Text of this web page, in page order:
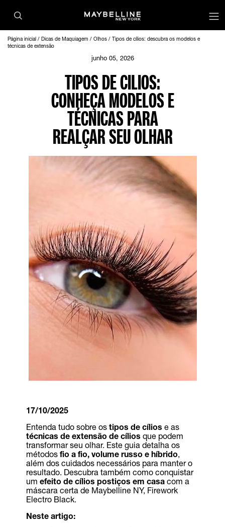
Página inicial Dicas de Maquiagem Olhos
Tipos de cílios: descubra os modelos e
técnicas de extensão
junho 05, 2026
TIPOS DE CILIOS:
CONHEÇA MODELOS E
TÉCNICAS PARA
REALÇAR SEU OLHAR
17/10/2025
Entenda tudo sobre os tipos de cílios e as
técnicas de extensão de cílios que podem
transformar seu olhar. Este guia detalha os
métodos fio a fio, volume russo e híbrido,
além dos cuidados necessários para manter o
resultado. Descubra também como conquistar
um efeito de cílios postiços em casacom a
máscara certa de Maybelline NY, Firework
Electro Black.
Neste artigo: